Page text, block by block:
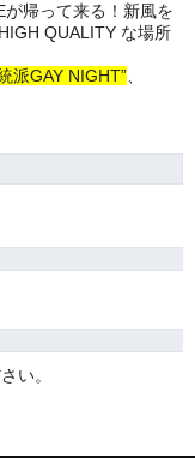
帰って来る！新風を
QUALITY な場所
派GAY NIGHT”
い。